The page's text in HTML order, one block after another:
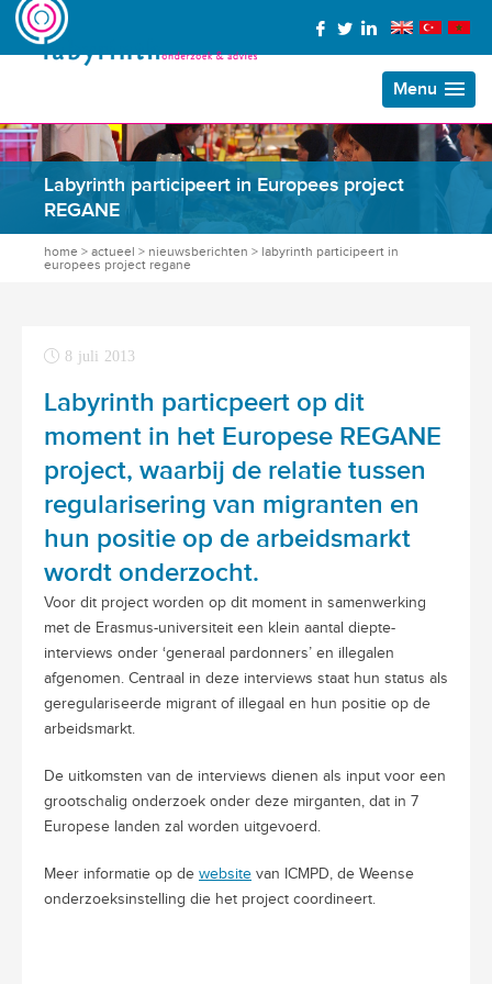
Menu
Labyrinth participeert in Europees project
REGANE
home > actueel > nieuwsberichten > labyrinth participeert in
europees project regane
8 juli 2013
Labyrinth particpeert op dit
moment in het Europese REGANE
project, waarbij de relatie tussen
regularisering van migranten en
hun positie op de arbeidsmarkt
wordt onderzocht.
Voor dit project worden op dit moment in samenwerking
met de Erasmus-universiteit een klein aantal diepte-
interviews onder ‘generaal pardonners’ en illegalen
afgenomen. Centraal in deze interviews staat hun status als
geregulariseerde migrant of illegaal en hun positie op de
arbeidsmarkt.
De uitkomsten van de interviews dienen als input voor een
grootschalig onderzoek onder deze mirganten, dat in 7
Europese landen zal worden uitgevoerd.
Meer informatie op de website van ICMPD, de Weense
onderzoeksinstelling die het project coordineert.